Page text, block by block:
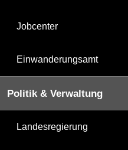
Jobcenter
Einwanderungsamt
Politik & Verwaltung
Landesregierung